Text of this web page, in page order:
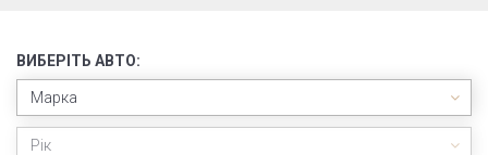
ВИБЕРІТЬ АВТО:
Марка
Рік